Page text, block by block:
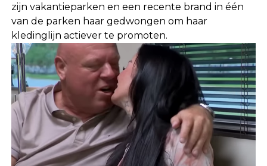
zijn vakantieparken en een recente brand in één
van de parken haar gedwongen om haar
kledinglijn actiever te promoten.